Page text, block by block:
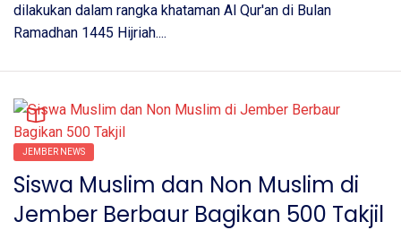
dilakukan dalam rangka khataman Al Qur'an di Bulan
Ramadhan 1445 Hijriah....
JEMBER NEWS
Siswa Muslim dan Non Muslim di
Jember Berbaur Bagikan 500 Takjil